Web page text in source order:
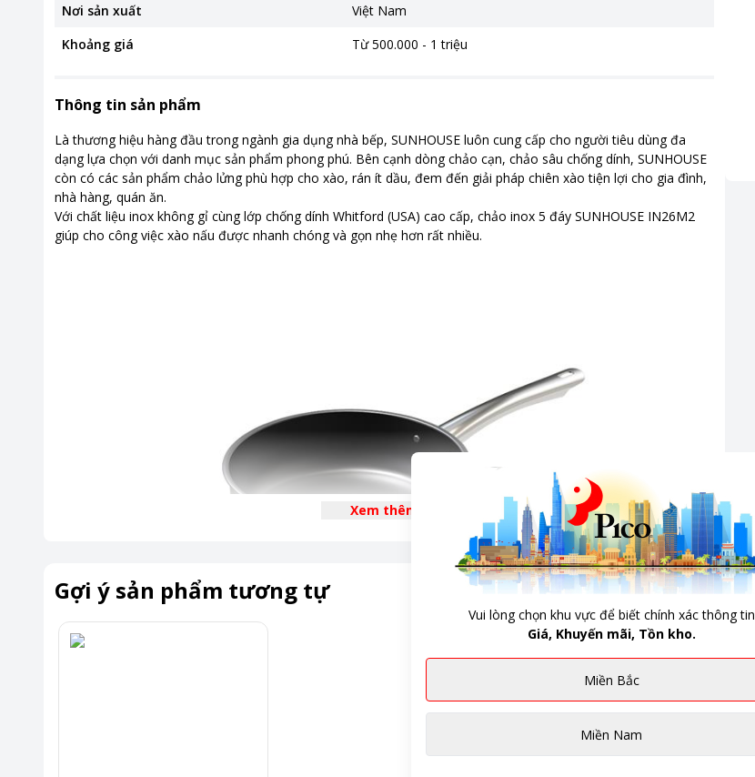
Nơi sản xuất
Việt Nam
Khoảng giá
Từ 500.000 - 1 triệu
Thông tin sản phẩm
Là thương hiệu hàng đầu trong ngành gia dụng nhà bếp, SUNHOUSE luôn cung cấp cho người tiêu dùng đa
dạng lựa chọn với danh mục sản phẩm phong phú. Bên cạnh dòng chảo cạn, chảo sâu chống dính, SUNHOUSE
còn có các sản phẩm chảo lửng phù hợp cho xào, rán ít dầu, đem đến giải pháp chiên xào tiện lợi cho gia đình,
nhà hàng, quán ăn.
Với chất liệu inox không gỉ cùng lớp chống dính Whitford (USA) cao cấp, chảo inox 5 đáy SUNHOUSE IN26M2
giúp cho công việc xào nấu được nhanh chóng và gọn nhẹ hơn rất nhiều.
Xem thêm
Gợi ý sản phẩm tương tự
Vui lòng chọn khu vực để biết chính xác thông tin
Giá, Khuyến mãi, Tồn kho.
Miền Bắc
Miền Nam